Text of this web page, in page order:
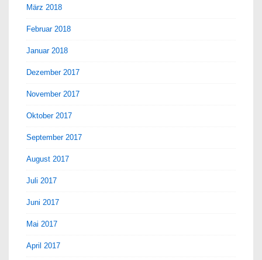
März 2018
Februar 2018
Januar 2018
Dezember 2017
November 2017
Oktober 2017
September 2017
August 2017
Juli 2017
Juni 2017
Mai 2017
April 2017